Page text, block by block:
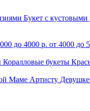
Букет с кустовыми
до 4000 р. от 4000 до
Коралловые букеты
Маме Артисту Девушке